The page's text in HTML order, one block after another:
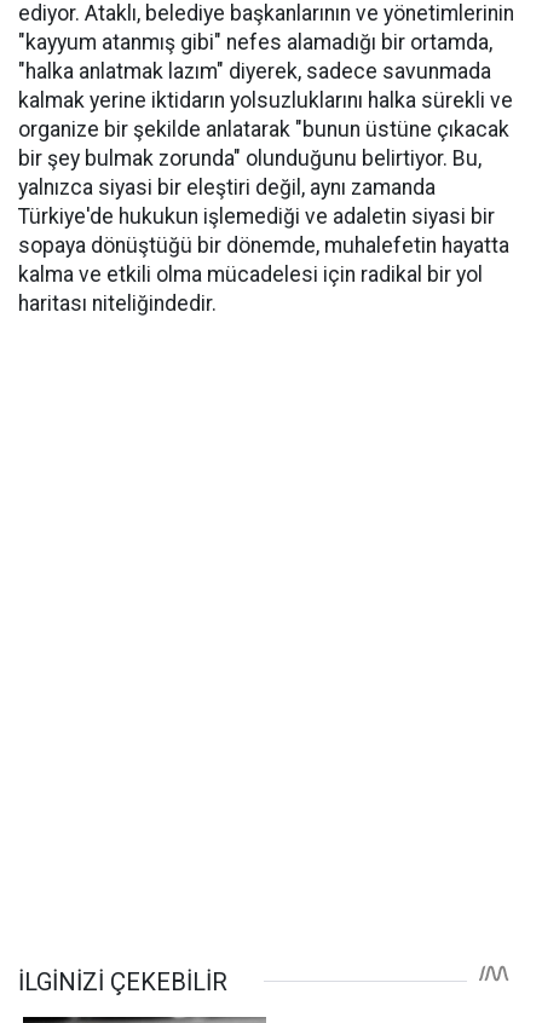
ediyor. Ataklı, belediye başkanlarının ve yönetimlerinin
"kayyum atanmış gibi" nefes alamadığı bir ortamda,
"halka anlatmak lazım" diyerek, sadece savunmada
kalmak yerine iktidarın yolsuzluklarını halka sürekli ve
organize bir şekilde anlatarak "bunun üstüne çıkacak
bir şey bulmak zorunda" olunduğunu belirtiyor. Bu,
yalnızca siyasi bir eleştiri değil, aynı zamanda
Türkiye'de hukukun işlemediği ve adaletin siyasi bir
sopaya dönüştüğü bir dönemde, muhalefetin hayatta
kalma ve etkili olma mücadelesi için radikal bir yol
haritası niteliğindedir.